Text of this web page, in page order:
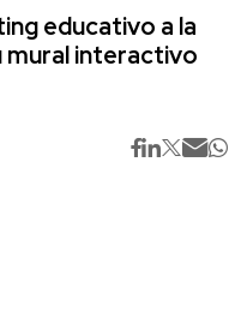
educativo a la
mural interactivo